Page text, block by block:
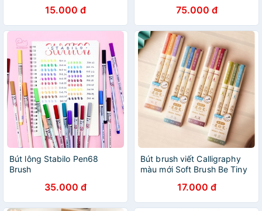
15.000 đ 75.000 đ
Bút lông Stabilo Pen68
Brush
35.000 đ
Bút brush viết Calligraphy
màu mới Soft Brush Be Tiny
17.000 đ